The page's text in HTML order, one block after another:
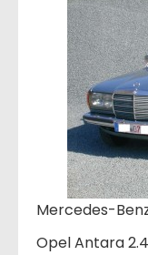
Mercedes-
Opel Antara 2.4